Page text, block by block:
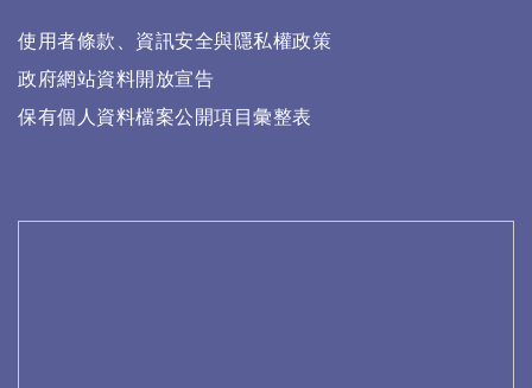
使用者條款、資訊安全與隱私權政策
政府網站資料開放宣告
保有個人資料檔案公開項目彙整表